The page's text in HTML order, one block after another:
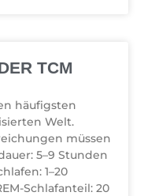
TCM
häufigsten
Welt.
müssen
5–9 Stunden
1–20
Schlafanteil: 20